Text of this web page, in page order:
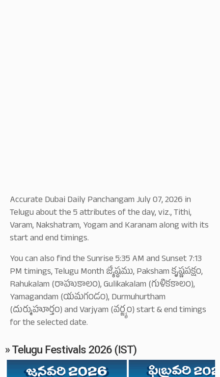
Accurate Dubai Daily Panchangam July 07, 2026 in
Telugu about the 5 attributes of the day, viz., Tithi,
Varam, Nakshatram, Yogam and Karanam along with its
start and end timings.
You can also find the Sunrise 5:35 AM and Sunset 7:13
PM timings, Telugu Month జ్యేష్ఠము, Paksham కృష్ణపక్షం,
Rahukalam (రాహుకాలం), Gulikakalam (గుళికకాలం),
Yamagandam (యమగండం), Durmuhurtham
(దుర్ముహూర్తం) and Varjyam (వర్జ్యం) start & end timings
for the selected date.
» Telugu Festivals 2026 (IST)